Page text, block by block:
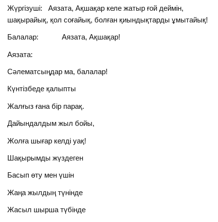
Жүргізуші: Аязата, Ақшақар келе жатыр ғой деймін,
шақырайық, қол соғайық, болған қиындықтарды ұмытайық!
Балалар: Аязата, Ақшақар!
Аязата:
Сәлематсыңдар ма, балалар!
Күнтізбеде қалыпты
Жалғыз ғана бір парақ.
Дайындалдым жыл бойы,
Жолға шығар келді уақ!
Шақырымды жүздеген
Басып өту мен үшін
Жаңа жылдың түнінде
Жасыл шырша түбінде